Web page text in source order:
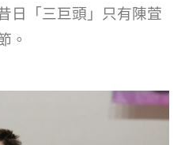
日「三巨頭」只有陳萓
。